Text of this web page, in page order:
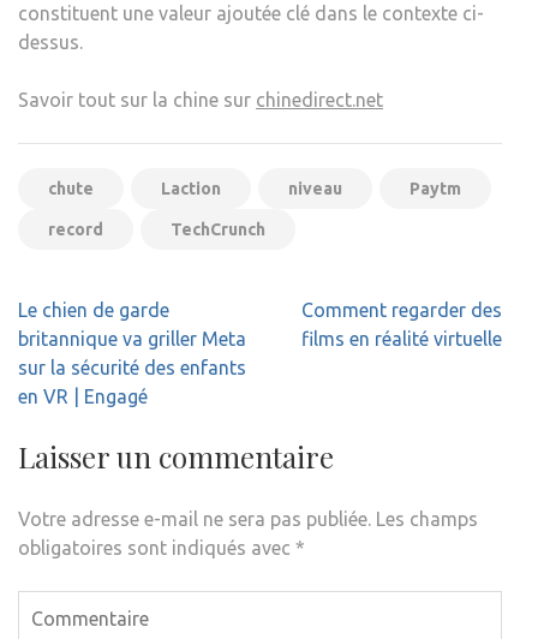
constituent une valeur ajoutée clé dans le contexte ci-
dessus.
Savoir tout sur la chine sur chinedirect.net
chute Laction niveau Paytm
record TechCrunch
Navigation
de
l’article
Le chien de garde
britannique va griller Meta
sur la sécurité des enfants
en VR | Engagé
Comment regarder des
films en réalité virtuelle
Laisser un commentaire
Votre adresse e-mail ne sera pas publiée. Les champs
obligatoires sont indiqués avec *